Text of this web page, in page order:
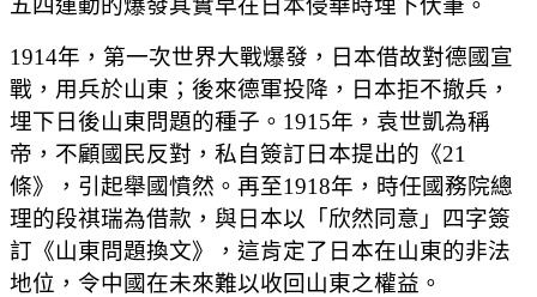
1914年，第一次世界大戰爆發，日本借故對德國宣
戰，用兵於山東；後來德軍投降，日本拒不撤兵，
埋下日後山東問題的種子。1915年，袁世凱為稱
帝，不顧國民反對，私自簽訂日本提出的《21
條》，引起舉國憤然。再至1918年，時任國務院總
理的段祺瑞為借款，與日本以「欣然同意」四字簽
訂《山東問題換文》，這肯定了日本在山東的非法
地位，令中國在未來難以收回山東之權益。